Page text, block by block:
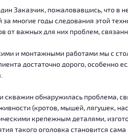
Заказчик, пожаловавшись, что в
многие годы следования этой
от важных для них проблем,
и монтажными работами мы с
достаточно дорого, особенно
обнаружилась проблема,
(кротов, мышей, лягушек,
крепежным деталями,
такого оголовка становится